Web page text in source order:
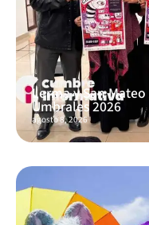
Lerma y San
Umbrales 2026
agosto 8, 2026